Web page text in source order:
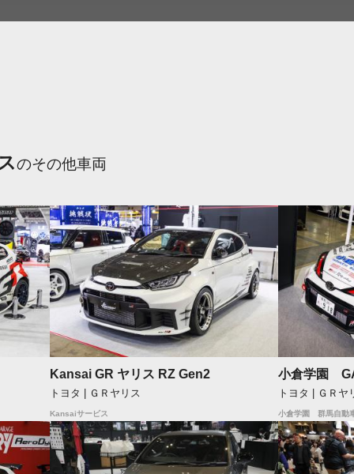
のその他車両
Kansai GR ヤリス RZ Gen2
トヨタ | ＧＲヤリス
Kansaiサービス
小倉学園
トヨタ | ＧＲヤ
小倉学園 群馬自動